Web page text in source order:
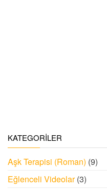
KATEGORILER
Aşk Terapisi (Roman) (9)
Eğlenceli Videolar(3)